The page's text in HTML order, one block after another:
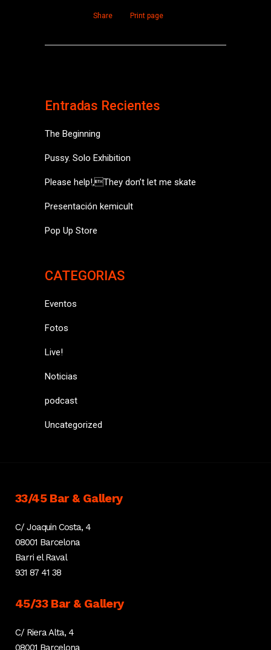
Share Print page
Entradas Recientes
The Beginning
Pussy. Solo Exhibition
Please help!,They don’t let me skate
Presentación kemicult
Pop Up Store
CATEGORIAS
Eventos
Fotos
Live!
Noticias
podcast
Uncategorized
33/45 Bar & Gallery
C/ Joaquin Costa, 4
08001 Barcelona
Barri el Raval
931 87 41 38
45/33 Bar & Gallery
C/ Riera Alta, 4
08001 Barcelona